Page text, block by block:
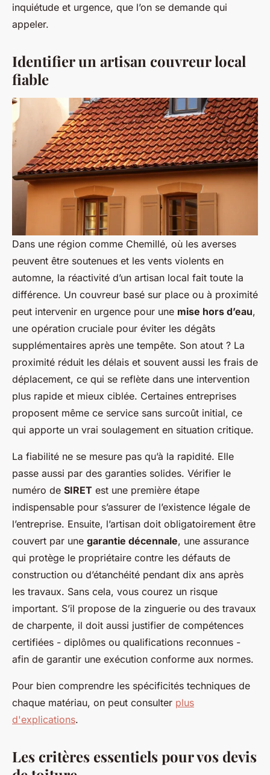
inquiétude et urgence, que l’on se demande qui
appeler.
Identifier un artisan couvreur local
fiable
Dans une région comme Chemillé, où les averses
peuvent être soutenues et les vents violents en
automne, la réactivité d’un artisan local fait toute la
différence. Un couvreur basé sur place ou à proximité
peut intervenir en urgence pour une mise hors d’eau,
une opération cruciale pour éviter les dégâts
supplémentaires après une tempête. Son atout ? La
proximité réduit les délais et souvent aussi les frais de
déplacement, ce qui se reflète dans une intervention
plus rapide et mieux ciblée. Certaines entreprises
proposent même ce service sans surcoût initial, ce
qui apporte un vrai soulagement en situation critique.
La fiabilité ne se mesure pas qu’à la rapidité. Elle
passe aussi par des garanties solides. Vérifier le
numéro de SIRET est une première étape
indispensable pour s’assurer de l’existence légale de
l’entreprise. Ensuite, l’artisan doit obligatoirement être
couvert par une garantie décennale, une assurance
qui protège le propriétaire contre les défauts de
construction ou d’étanchéité pendant dix ans après
les travaux. Sans cela, vous courez un risque
important. S’il propose de la zinguerie ou des travaux
de charpente, il doit aussi justifier de compétences
certifiées - diplômes ou qualifications reconnues -
afin de garantir une exécution conforme aux normes.
Pour bien comprendre les spécificités techniques de
chaque matériau, on peut consulter plus
d'explications.
Les critères essentiels pour vos devis